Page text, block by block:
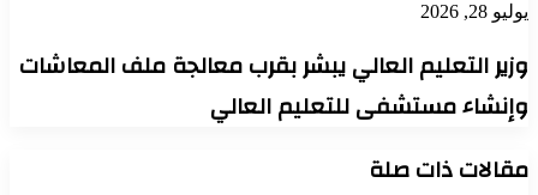
يوليو 28, 2026
وزير التعليم العالي يبشر بقرب معالجة ملف المعاشات
وإنشاء مستشفى للتعليم العالي
مقالات ذات صلة